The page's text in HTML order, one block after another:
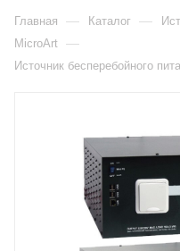
Главная — Каталог —
MicroArt —
Источник бесперебойного